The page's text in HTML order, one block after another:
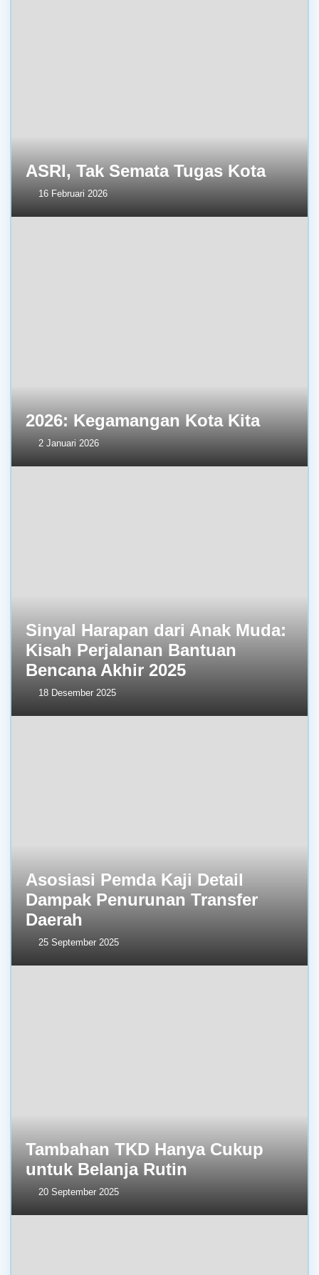
ASRI, Tak Semata Tugas Kota
16 Februari 2026
2026: Kegamangan Kota Kita
2 Januari 2026
Sinyal Harapan dari Anak Muda:
Kisah Perjalanan Bantuan
Bencana Akhir 2025
18 Desember 2025
Asosiasi Pemda Kaji Detail
Dampak Penurunan Transfer
Daerah
25 September 2025
Tambahan TKD Hanya Cukup
untuk Belanja Rutin
20 September 2025